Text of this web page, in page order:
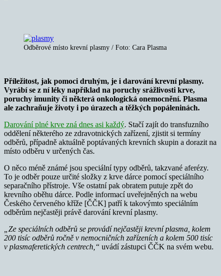
Odběrové místo krevní plasmy / Foto: Cara Plasma
Příležitost, jak pomoci druhým, je i darování krevní plasmy.
Vyrábí se z ní léky například na poruchy srážlivosti krve,
poruchy imunity či některá onkologická onemocnění. Plasma
ale zachraňuje životy i po úrazech a těžkých popáleninách.
Darování plné krve zná dnes asi každý. Stačí zajít do transfuzního
oddělení některého ze zdravotnických zařízení, zjistit si termíny
odběrů, případně aktuálně poptávaných krevních skupin a dorazit na
místo odběru v určených čas.
O něco méně známé jsou speciální typy odběrů, takzvané aferézy.
To je odběr pouze určité složky z krve dárce pomocí speciálního
separačního přístroje. Vše ostatní pak obratem putuje zpět do
krevního oběhu dárce. Podle informací uveřejněných na webu
Českého červeného kříže [ČČK] patří k takovýmto speciálním
odběrům nejčastěji právě darování krevní plasmy.
„Ze speciálních odběrů se provádí nejčastěji krevní plasma, kolem
200 tisíc odběrů ročně v nemocničních zařízeních a kolem 500 tisíc
v plasmaferetických centrech,“ uvádí zástupci ČČK na svém webu.